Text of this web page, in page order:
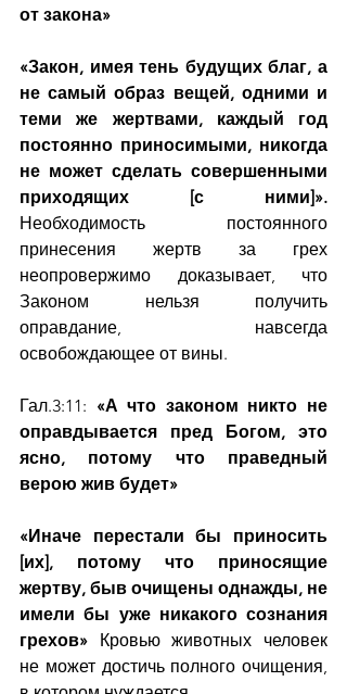
от закона»
«Закон, имея тень будущих благ, а
не самый образ вещей, одними и
теми же жертвами, каждый год
постоянно приносимыми, никогда
не может сделать совершенными
приходящих [с ними]».
Необходимость постоянного
принесения жертв за грех
неопровержимо доказывает, что
Законом нельзя получить
оправдание, навсегда
освобождающее от вины.
Гал.3:11: «А что законом никто не
оправдывается пред Богом, это
ясно, потому что праведный
верою жив будет»
«Иначе перестали бы приносить
[их], потому что приносящие
жертву, быв очищены однажды, не
имели бы уже никакого сознания
грехов» Кровью животных человек
не может достичь полного очищения,